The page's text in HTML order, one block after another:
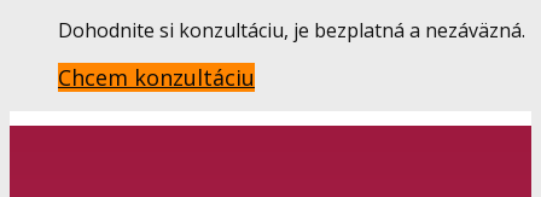
Dohodnite si konzultáciu, je bezplatná a nezáväzná.
Chcem konzultáciu